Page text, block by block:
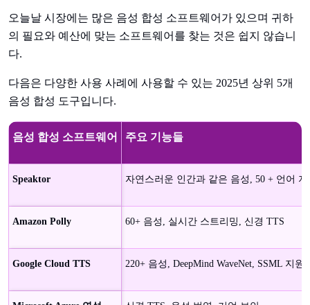
오늘날 시장에는 많은 음성 합성 소프트웨어가 있으며 귀하
의 필요와 예산에 맞는 소프트웨어를 찾는 것은 쉽지 않습니
다.
다음은 다양한 사용 사례에 사용할 수 있는 2025년 상위 5개
음성 합성 도구입니다.
음성 합성 소프트웨어 주요 기능들
Speaktor 자연스러운 인간과 같은 음성, 50 + 언어
Amazon Polly 60+ 음성, 실시간 스트리밍, 신경 TTS
Google Cloud TTS 220+ 음성, DeepMind WaveNet, SSML 지원